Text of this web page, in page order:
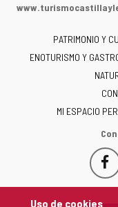
Uso de cookies
PATRIMONIO Y
ENOTURISMO Y
MI ESPACIO